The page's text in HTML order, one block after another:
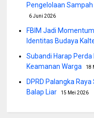
Pengelolaan
6 Juni 2026
FBIM Jadi
Identitas Budaya
Subandi Harap
Keamanan Warga
18
DPRD Palangka
Balap Liar
15 Mei 2026